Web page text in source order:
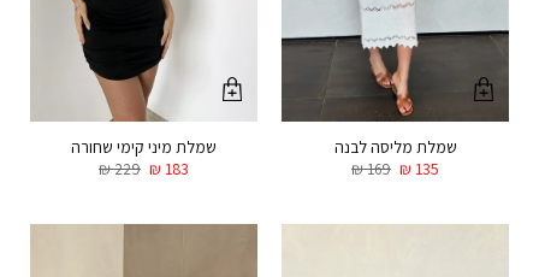
שמלת מליסה לבנה
₪169 ₪ 135
שמלת מיני קימי שחורה
₪229 ₪ 183